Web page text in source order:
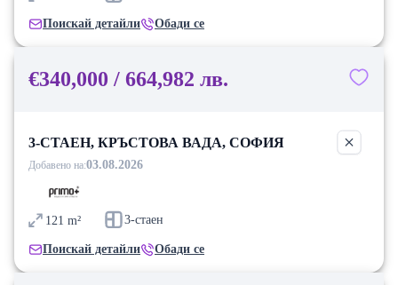
Поискай детайли Обади се
€340,000 / 664,982 лв.
3-СТАЕН, КРЪСТОВА ВАДА, СОФИЯ
Добавено на:03.08.2026
121 m² 3-стаен
Поискай детайли Обади се